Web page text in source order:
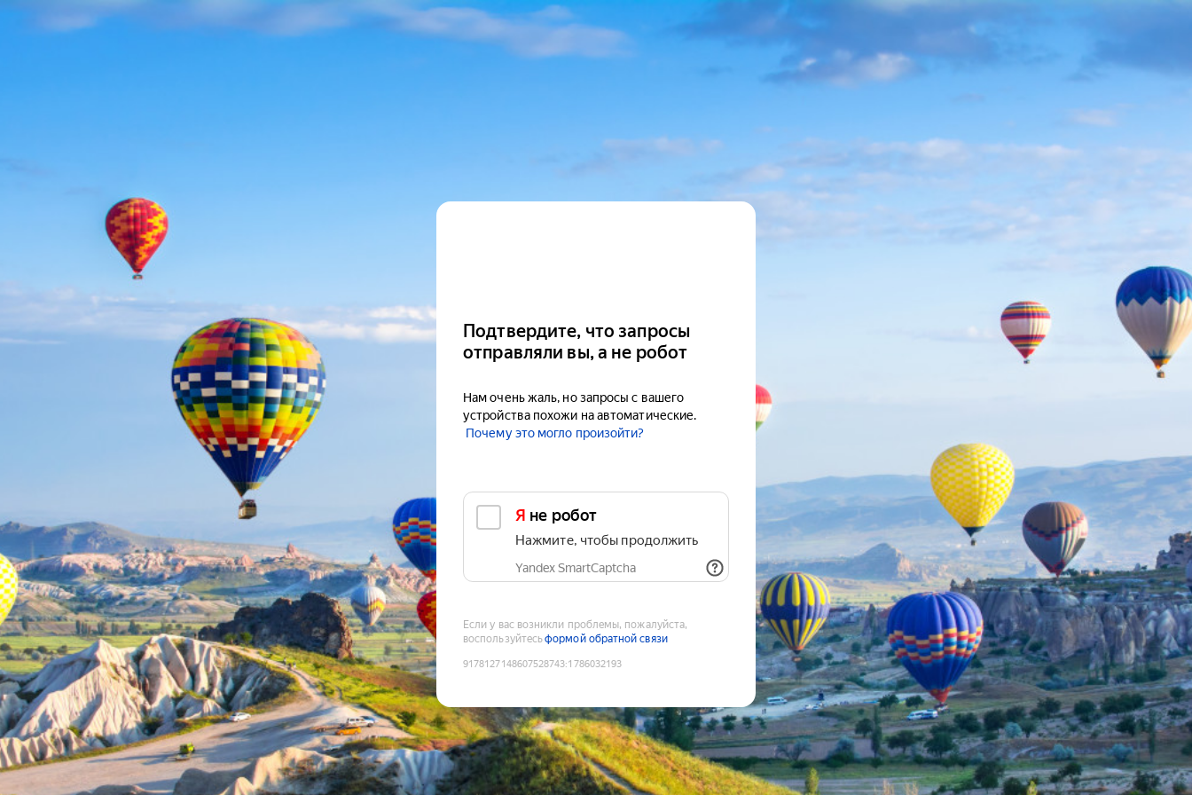
Подтвердите, что запросы
отправляли вы, а не робот
Нам очень жаль, но запросы с вашего
устройства похожи на автоматические.
Почему это могло произойти?
Я не робот
Нажмите, чтобы продолжить
Yandex SmartCaptcha
Если у вас возникли проблемы, пожалуйста,
воспользуйтесьформой обратной связи
9178127148607528743:1786032193